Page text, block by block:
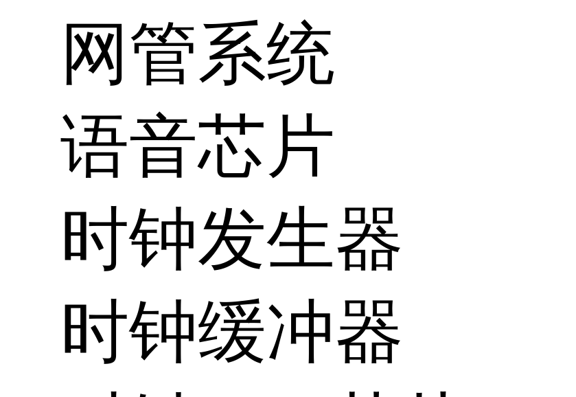
网管系统
语音芯片
时钟发生器
时钟缓冲器